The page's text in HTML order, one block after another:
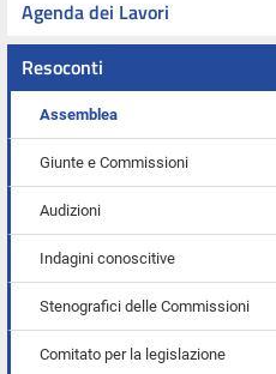
Agenda dei Lavori
Resoconti
Assemblea
Giunte e Commissioni
Audizioni
Indagini conoscitive
Stenografici delle Commissioni
Comitato per la legislazione